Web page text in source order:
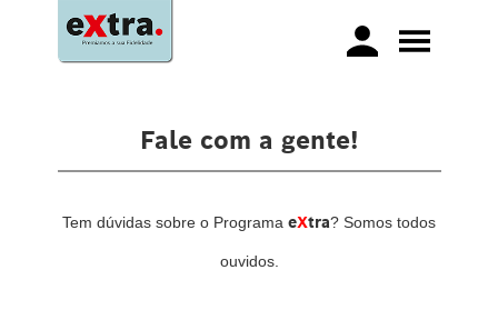
Fale com a gente!
Tem dúvidas sobre o Programa eXtra? Somos todos
ouvidos.